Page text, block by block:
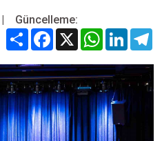
|
Güncelleme:
Share Facebook
X WhatsApp